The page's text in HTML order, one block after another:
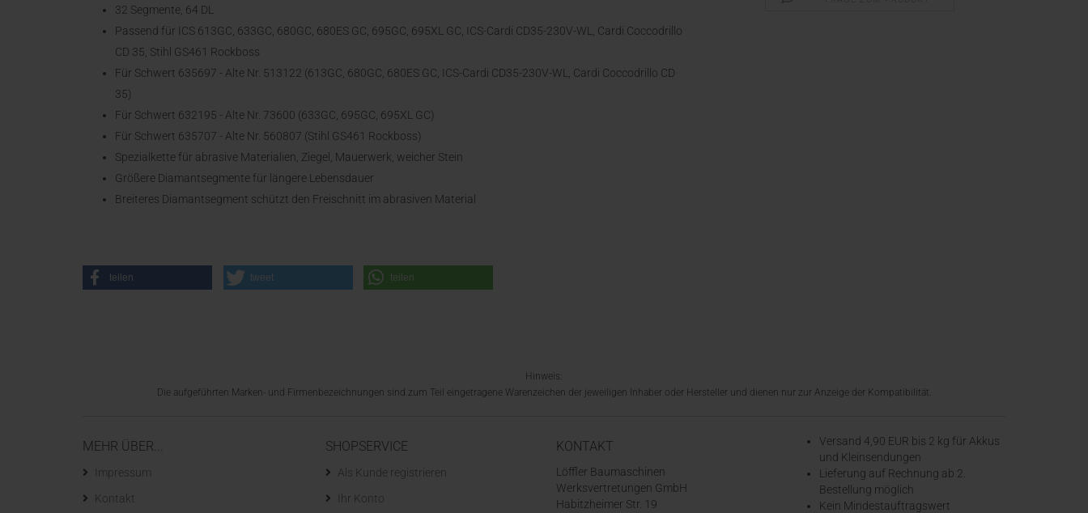
32 Segmente, 64 DL
Passend für ICS 613GC, 633GC, 680GC, 680ES GC, 695GC, 695XL GC, ICS-Cardi CD35-230V-WL, Cardi Coccodrillo
CD 35, Stihl GS461 Rockboss
Für Schwert 635697 - Alte Nr. 513122 (613GC, 680GC, 680ES GC, ICS-Cardi CD35-230V-WL, Cardi Coccodrillo CD
35)
Für Schwert 632195 - Alte Nr. 73600 (633GC, 695GC, 695XL GC)
Für Schwert 635707 - Alte Nr. 560807 (Stihl GS461 Rockboss)
Spezialkette für abrasive Materialien, Ziegel, Mauerwerk, weicher Stein
Größere Diamantsegmente für längere Lebensdauer
Breiteres Diamantsegment schützt den Freischnitt im abrasiven Material
teilen tweet teilen
Hinweis:
Die aufgeführten Marken- und Firmenbezeichnungen sind zum Teil eingetragene Warenzeichen der jeweiligen Inhaber oder Hersteller und dienen nur zur Anzeige der Kompatibilität.
MEHR ÜBER...
Impressum
Kontakt
SHOPSERVICE
Als Kunde registrieren
Ihr Konto
KONTAKT
Löffler Baumaschinen
Werksvertretungen GmbH
Habitzheimer Str. 19
Versand 4,90 EUR bis 2 kg für Akkus
und Kleinsendungen
​Lieferung auf Rechnung ab 2.
Bestellung möglich
Kein Mindestauftragswert